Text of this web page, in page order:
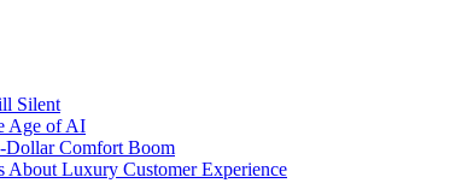
Silent
Age of AI
Dollar Comfort Boom
About Luxury Customer Experience